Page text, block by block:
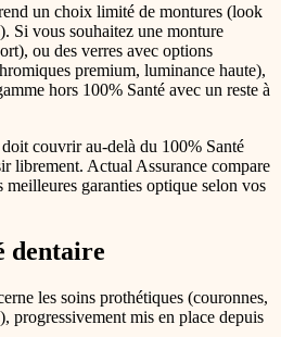
un choix limité de montures (look
Si vous souhaitez une monture
ou des verres avec options
premium, luminance haute),
hors 100% Santé avec un reste à
couvrir au-delà du 100% Santé
librement. Actual Assurance compare
garanties optique selon vos
dentaire
les soins prothétiques (couronnes,
progressivement mis en place depuis